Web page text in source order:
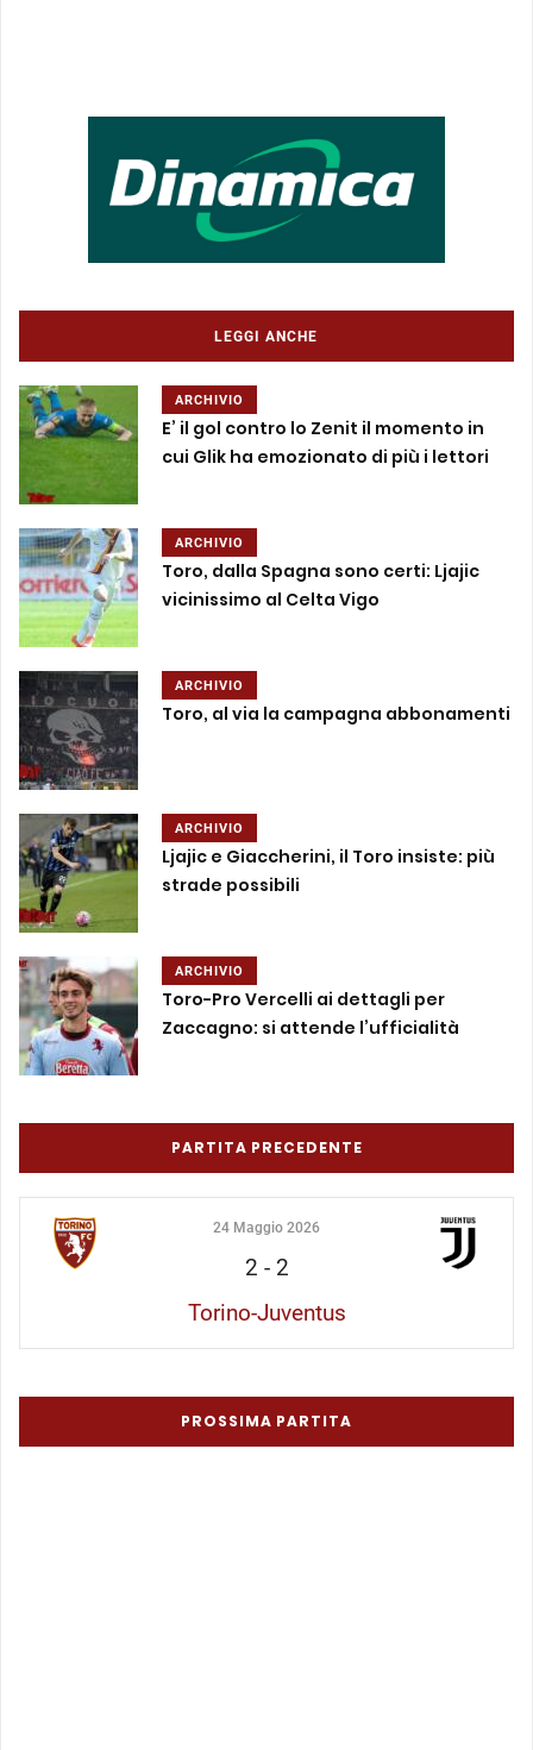
LEGGI ANCHE
ARCHIVIO
E’ il gol contro lo Zenit il momento in
cui Glik ha emozionato di più i lettori
ARCHIVIO
Toro, dalla Spagna sono certi: Ljajic
vicinissimo al Celta Vigo
ARCHIVIO
Toro, al via la campagna abbonamenti
ARCHIVIO
Ljajic e Giaccherini, il Toro insiste: più
strade possibili
ARCHIVIO
Toro-Pro Vercelli ai dettagli per
Zaccagno: si attende l’ufficialità
PARTITA PRECEDENTE
24 Maggio 2026
2 - 2
Torino-Juventus
PROSSIMA PARTITA